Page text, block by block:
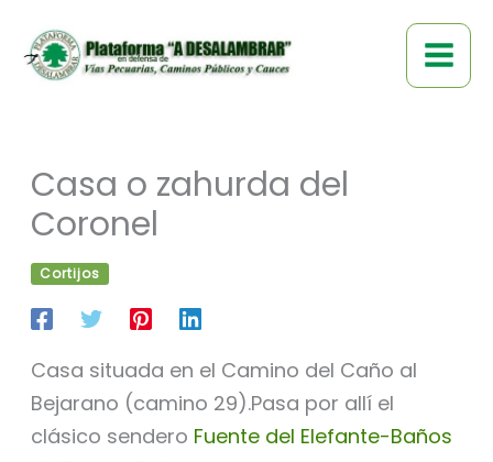
contenido
Casa o zahurda del
Coronel
Cortijos
Casa situada en el Camino del Caño al
Bejarano (camino 29).Pasa por allí el
clásico sendero Fuente del Elefante-Baños